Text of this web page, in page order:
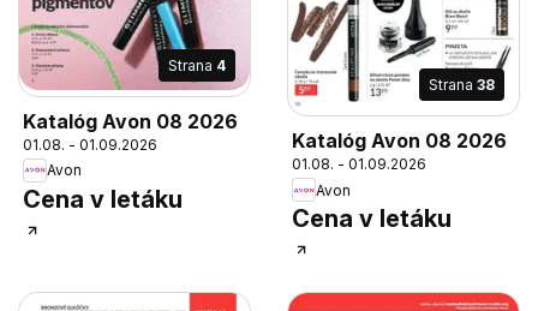
Strana 4
Katalóg Avon 08 2026
01.08. - 01.09.2026
Avon
Cena v letáku
Strana 38
Katalóg Avon 08 2026
01.08. - 01.09.2026
Avon
Cena v letáku